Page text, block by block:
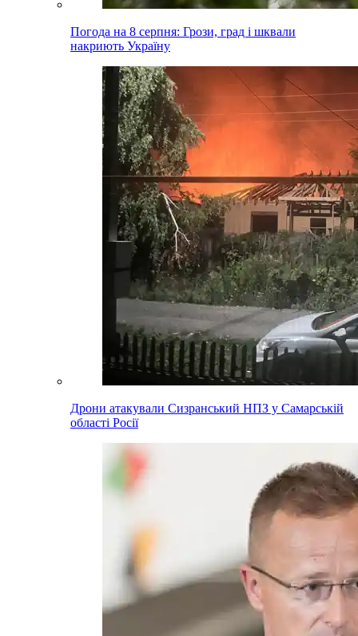
Погода на 8 серпня: Грози, град і шквали
накриють Україну
Дрони атакували Сизранський НПЗ у Самарській
області Росії